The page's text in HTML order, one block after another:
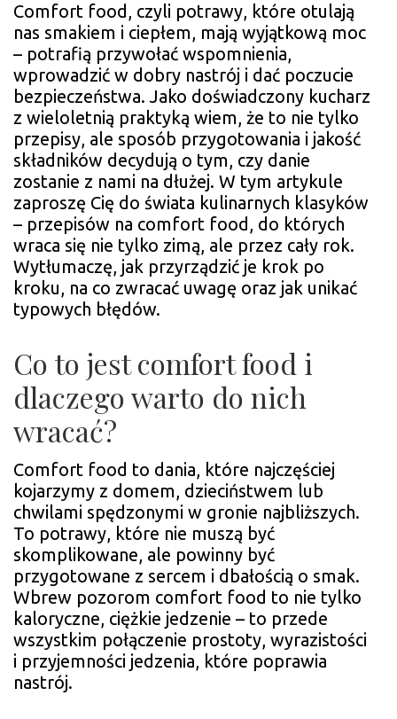
Comfort food, czyli potrawy, które otulają
nas smakiem i ciepłem, mają wyjątkową moc
– potrafią przywołać wspomnienia,
wprowadzić w dobry nastrój i dać poczucie
bezpieczeństwa. Jako doświadczony kucharz
z wieloletnią praktyką wiem, że to nie tylko
przepisy, ale sposób przygotowania i jakość
składników decydują o tym, czy danie
zostanie z nami na dłużej. W tym artykule
zaproszę Cię do świata kulinarnych klasyków
– przepisów na comfort food, do których
wraca się nie tylko zimą, ale przez cały rok.
Wytłumaczę, jak przyrządzić je krok po
kroku, na co zwracać uwagę oraz jak unikać
typowych błędów.
Co to jest comfort food i
dlaczego warto do nich
wracać?
Comfort food to dania, które najczęściej
kojarzymy z domem, dzieciństwem lub
chwilami spędzonymi w gronie najbliższych.
To potrawy, które nie muszą być
skomplikowane, ale powinny być
przygotowane z sercem i dbałością o smak.
Wbrew pozorom comfort food to nie tylko
kaloryczne, ciężkie jedzenie – to przede
wszystkim połączenie prostoty, wyrazistości
i przyjemności jedzenia, które poprawia
nastrój.